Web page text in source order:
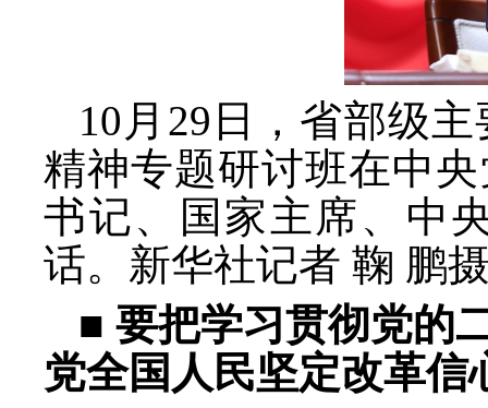
10月29日，省部级
精神专题研讨班在中
书记、国家主席、中
话。新华社记者 鞠 鹏
■ 要把学习贯彻党的
党全国人民坚定改革